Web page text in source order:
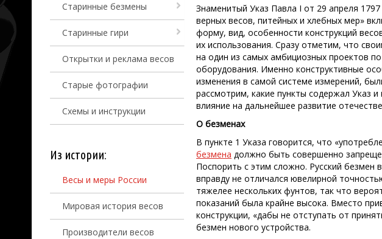
Старинные безмены
Старинные гири
Открытки и реклама весов
Старые фотографии
Схемы и инструкции
Из истории:
Весы и меры России
Мировая история весов
Производители весов
Знаменитый Указ Павла I от 29 апреля
верных весов, питейных и хлебных мер»
форму, вид, особенности конструкций
их использования. Сразу отметим, что
на один из самых амбициозных проектов
оборудования. Именно конструктивные
изменения в самой системе измерений,
рассмотрим, какие пункты содержал Указ
влияние на дальнейшее развитие
О безменах
В пункте 1 Указа говорится, что
безмена должно быть совершенно
Поспорить с этим сложно. Русский безмен
вправду не отличался ювелирной
тяжелее нескольких фунтов, так что
показаний была крайне высока. Вместо
конструкции, «дабы не отступать от
безмен нового устройства.